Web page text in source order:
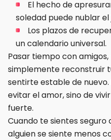
El hecho de
soledad puede nublar el
Los plazos de
un calendario universal.
Pasar tiempo con
simplemente reconstruir
sentirte estable de
evitar el amor, sino de
fuerte.
Cuando te sientes seguro
alguien se siente menos